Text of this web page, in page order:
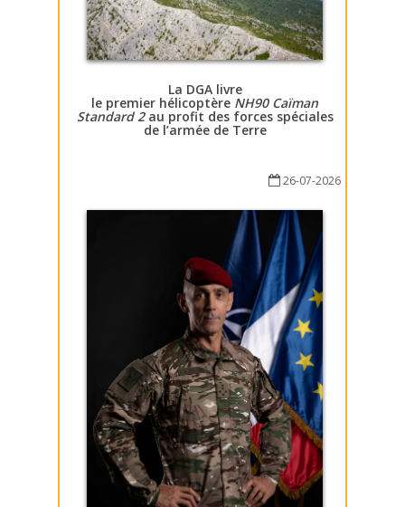
La DGA livre
le premier hélicoptère NH90 Caïman
Standard 2au profit des forces spéciales
de l’armée de Terre
26-07-2026